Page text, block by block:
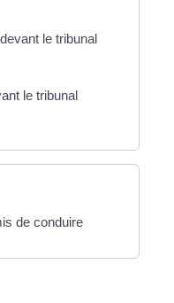
le tribunal
le tribunal
de conduire